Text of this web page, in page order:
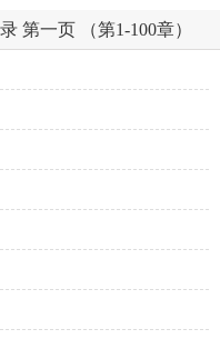
第一页 （第1-100章）